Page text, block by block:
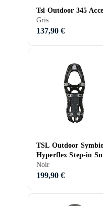
Tsl Outdoor 345
Gris
137,90 €
TSL Outdoor
Hyperflex Step-in
Shoes
Noir
199,90 €